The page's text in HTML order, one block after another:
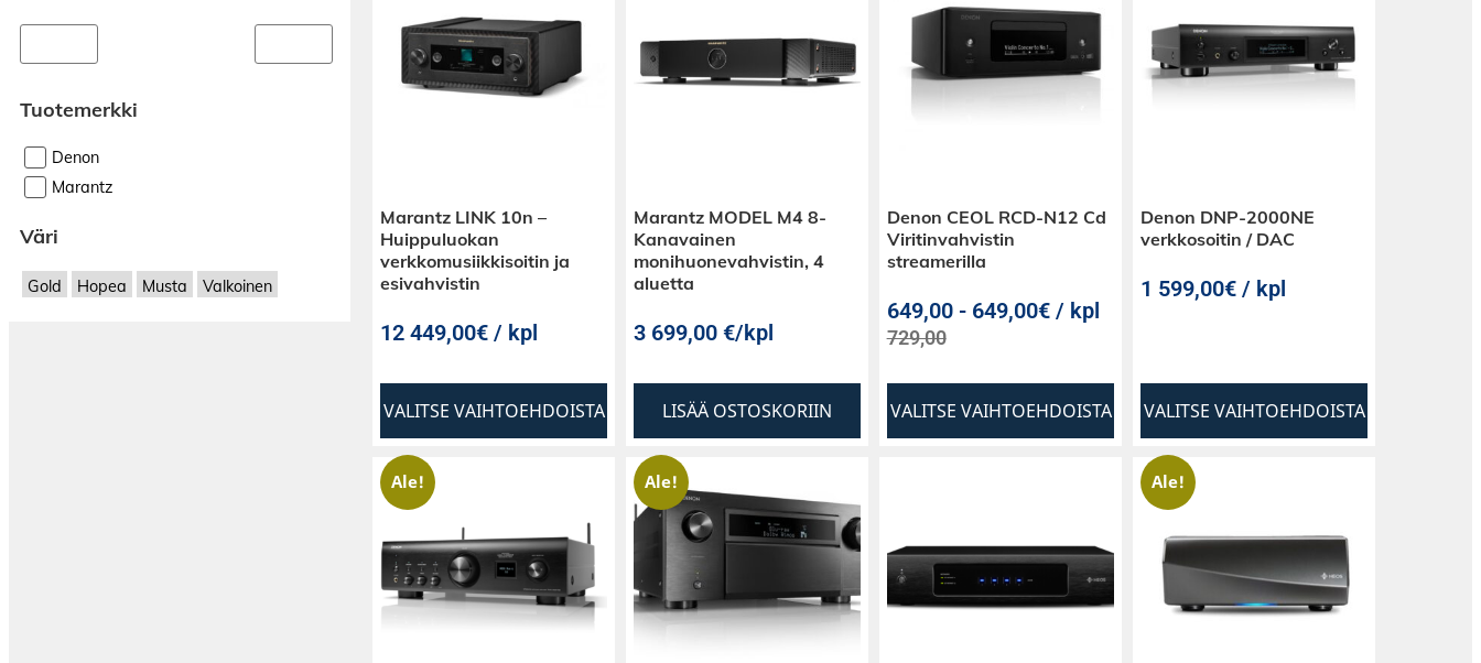
Tuotemerkki
Denon
Marantz
Väri
Gold Hopea Musta Valkoinen
Marantz LINK 10n –
Huippuluokan
verkkomusiikkisoitin ja
esivahvistin
12 449,00€ / kpl
VALITSE VAIHTOEHDOISTA
Marantz MODEL M4 8-
Kanavainen
monihuonevahvistin, 4
aluetta
3 699,00 €/kpl
LISÄÄ OSTOSKORIIN
Denon CEOL RCD-N12 Cd
Viritinvahvistin
streamerilla
649,00- 649,00€ / kpl
729,00
VALITSE VAIHTOEHDOISTA
Denon DNP-2000NE
verkkosoitin / DAC
1 599,00€ / kpl
VALITSE VAIHTOEHDOISTA
Ale! Ale! Ale!